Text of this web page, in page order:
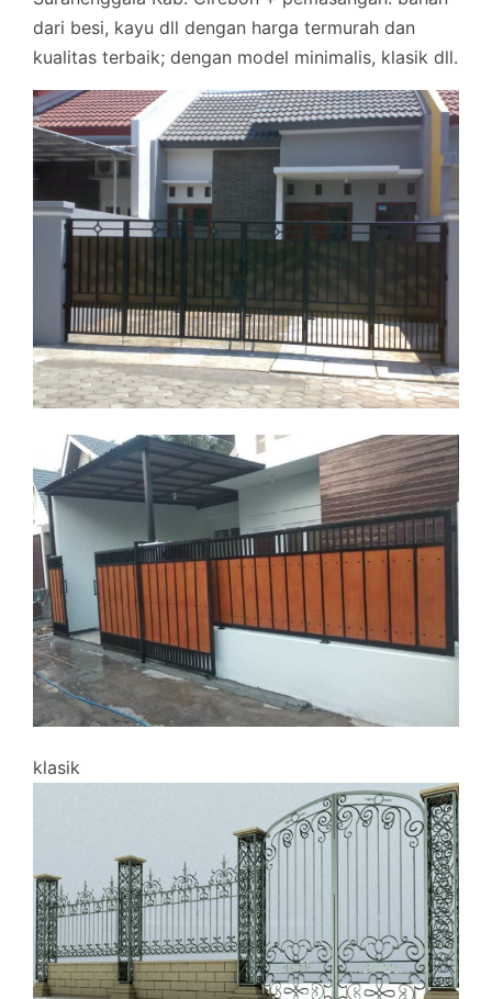
dari besi, kayu dll dengan harga termurah dan
kualitas terbaik; dengan model minimalis, klasik dll.
klasik